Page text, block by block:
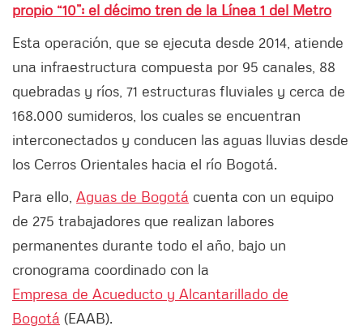
propio “10”: el décimo tren de la Línea 1 del Metro
Esta operación, que se ejecuta desde 2014, atiende
una infraestructura compuesta por 95 canales, 88
quebradas y ríos, 71 estructuras fluviales y cerca de
168.000 sumideros, los cuales se encuentran
interconectados y conducen las aguas lluvias desde
los Cerros Orientales hacia el río Bogotá.
Para ello, Aguas de Bogotá cuenta con un equipo
de 275 trabajadores que realizan labores
permanentes durante todo el año, bajo un
cronograma coordinado con la
Empresa de Acueducto y Alcantarillado de
Bogotá (EAAB).